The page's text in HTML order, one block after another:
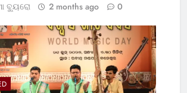
ବ୍ୟୁରୋ 2 months ago 0